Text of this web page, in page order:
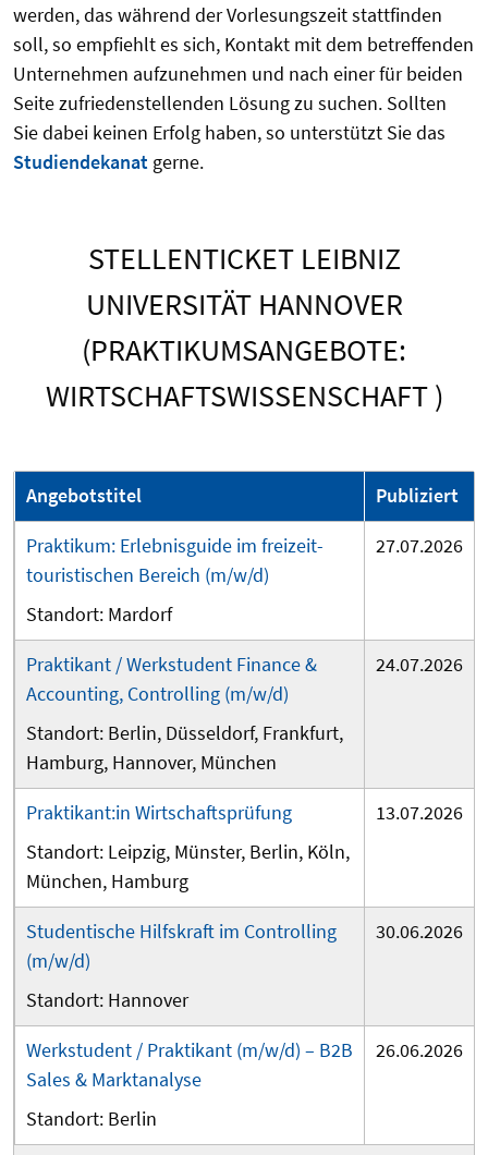
werden, das während der Vorlesungszeit stattfinden
soll, so empfiehlt es sich, Kontakt mit dem betreffenden
Unternehmen aufzunehmen und nach einer für beiden
Seite zufriedenstellenden Lösung zu suchen. Sollten
Sie dabei keinen Erfolg haben, so unterstützt Sie das
Studiendekanat gerne.
STELLENTICKET LEIBNIZ
UNIVERSITÄT HANNOVER
(PRAKTIKUMSANGEBOTE:
WIRTSCHAFTSWISSENSCHAFT )
Angebotstitel
Publiziert
Praktikum: Erlebnis­guide im freizeit­
touris­tischen Bereich (m/w/d)
Mardorf
27.07.2026
Praktikant / Werkstudent Finance &
Accounting, Controlling (m/w/d)
Berlin Düsseldorf Frankfurt
Hamburg Hannover München
24.07.2026
Praktikant:in Wirtschaftsprüfung
Leipzig Münster Berlin Köln
München Hamburg
13.07.2026
Studentische Hilfskraft im Controlling
(m/w/d)
Hannover
30.06.2026
Werkstudent / Praktikant (m/w/d) – B2B
Sales & Marktanalyse
Berlin
26.06.2026